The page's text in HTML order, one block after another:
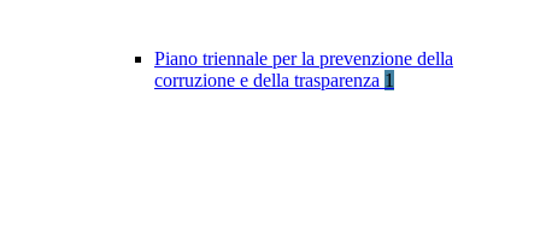
Piano triennale per la prevenzione della
corruzione e della trasparenza 1